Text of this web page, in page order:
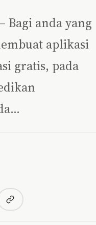
Bagi anda yang
aplikasi
gratis, pada
Copy link